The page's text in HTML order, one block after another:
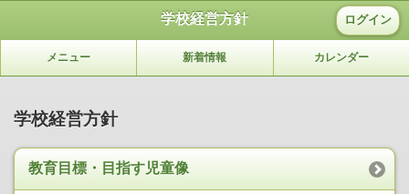
学校経営方針 ログイン
メニュー 新着情報 カレンダー
学校経営方針
教育目標・目指す児童像